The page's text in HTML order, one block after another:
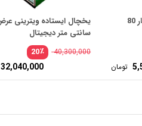
کره گیر سطلی استیل آبشار 80
قیمت
اصلی:
6,370,000 تومان
تومان
قیمت
فعلی:
سانتی متر دیجیتال
٪20 40,300,000
32,040,000